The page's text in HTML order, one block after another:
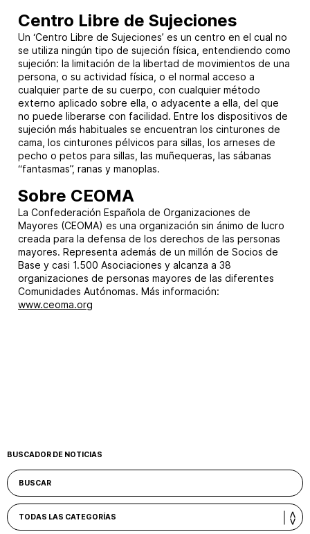
Centro Libre de Sujeciones
Un ‘Centro Libre de Sujeciones’ es un centro en el cual no
se utiliza ningún tipo de sujeción física, entendiendo como
sujeción: la limitación de la libertad de movimientos de una
persona, o su actividad física, o el normal acceso a
cualquier parte de su cuerpo, con cualquier método
externo aplicado sobre ella, o adyacente a ella, del que
no puede liberarse con facilidad. Entre los dispositivos de
sujeción más habituales se encuentran los cinturones de
cama, los cinturones pélvicos para sillas, los arneses de
pecho o petos para sillas, las muñequeras, las sábanas
“fantasmas”, ranas y manoplas.
Sobre CEOMA
La Confederación Española de Organizaciones de
Mayores (CEOMA) es una organización sin ánimo de lucro
creada para la defensa de los derechos de las personas
mayores. Representa además de un millón de Socios de
Base y casi 1.500 Asociaciones y alcanza a 38
organizaciones de personas mayores de las diferentes
Comunidades Autónomas. Más información:
www.ceoma.org
BUSCADOR DE NOTICIAS